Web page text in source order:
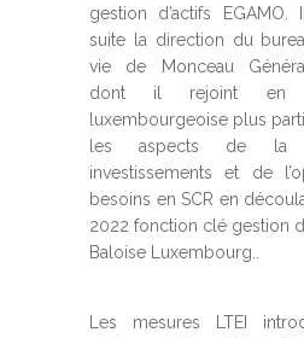
gestion d’actifs
suite la direction du
vie de Monceau
dont il rejoint en
luxembourgeoise plus
les aspects de la
investissements et de
besoins en SCR en
2022 fonction clé gestion
Baloise Luxembourg..
Les mesures LTEI